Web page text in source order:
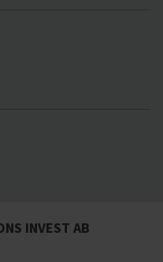
INVEST AB